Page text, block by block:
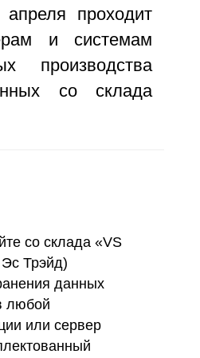
проходит
и системам
производства
со склада
со склада «VS
Трэйд)
данных
любой
или сервер